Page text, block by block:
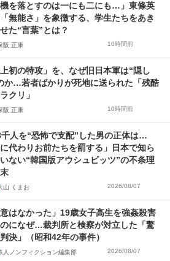
機を落とすのは一にも二にも…」東條英
無能さ」を象徴する、学生たちをあき
た“言葉”とは？
阪 正康 10時間前
上初の特攻」を、なぜ旧日本軍は“隠し
か…若者ばかりが死地に送られた「残酷
クリ」
阪 正康 10時間前
人を“恐怖で支配”した男の正体は…
に代わりお前たちを罰する」日本で知ら
ない“韓国版アウシュビッツ”の不条理
山 くまお 2026/08/07
意はなかった」19歳女子高生を強姦殺害
のになぜ…裁判所と検察が対立した「驚
決」（昭和42年の事件）
人ノンフィクション編集部 2026/08/07